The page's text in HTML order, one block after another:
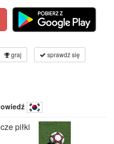
graj sprawdź się
piłki